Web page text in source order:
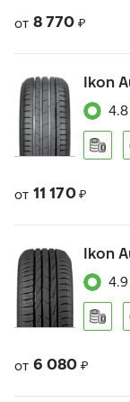
от 8 770 ₽
Ikon
4.8
от 11 170 ₽
Ikon
4.9
от 6 080 ₽